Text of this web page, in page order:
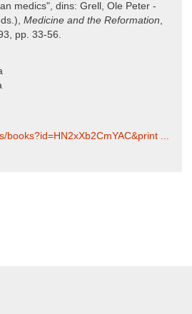
medics", dins: Grell, Ole Peter -
Medicine and the Reformation,
pp. 33-56.
​books?id=HN2xXb2CmYAC​&print ...